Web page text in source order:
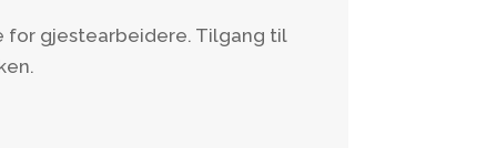
for gjestearbeidere. Tilgang til